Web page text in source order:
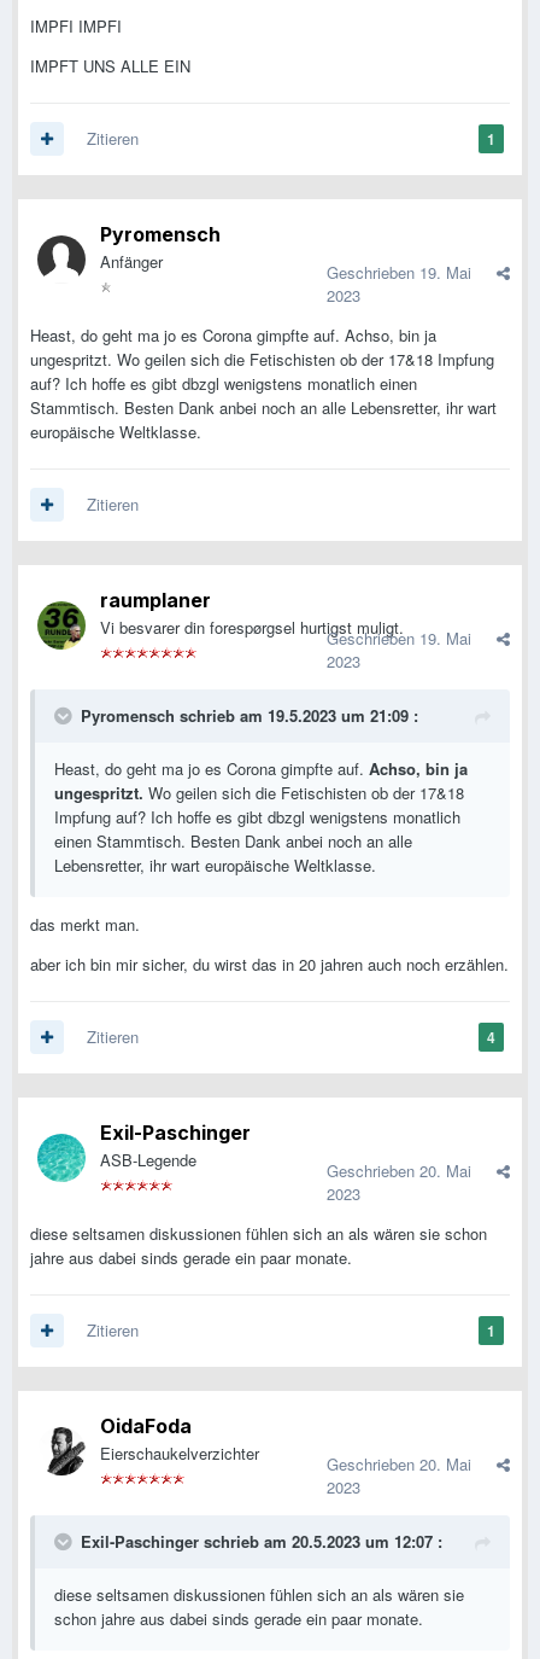
IMPFI IMPFI
IMPFT UNS ALLE EIN
1
Zitieren
Pyromensch
Anfänger Geschrieben 19. Mai
2023
Heast, do geht ma jo es Corona gimpfte auf. Achso, bin ja
ungespritzt. Wo geilen sich die Fetischisten ob der 17&18 Impfung
auf? Ich hoffe es gibt dbzgl wenigstens monatlich einen
Stammtisch. Besten Dank anbei noch an alle Lebensretter, ihr wart
europäische Weltklasse.
Zitieren
raumplaner
Vi besvarer din forespørgsel hurtigst muligt.
Geschrieben 19. Mai
2023
Pyromensch schrieb am 19.5.2023 um 21:09 :
Heast, do geht ma jo es Corona gimpfte auf. Achso, bin ja
ungespritzt. Wo geilen sich die Fetischisten ob der 17&18
Impfung auf? Ich hoffe es gibt dbzgl wenigstens monatlich
einen Stammtisch. Besten Dank anbei noch an alle
Lebensretter, ihr wart europäische Weltklasse.
das merkt man.
aber ich bin mir sicher, du wirst das in 20 jahren auch noch erzählen.
4
Zitieren
Exil-Paschinger
ASB-Legende Geschrieben 20. Mai
2023
diese seltsamen diskussionen fühlen sich an als wären sie schon
jahre aus dabei sinds gerade ein paar monate.
1
Zitieren
OidaFoda
Eierschaukelverzichter Geschrieben 20. Mai
2023
Exil-Paschinger schrieb am 20.5.2023 um 12:07 :
diese seltsamen diskussionen fühlen sich an als wären sie
schon jahre aus dabei sinds gerade ein paar monate.